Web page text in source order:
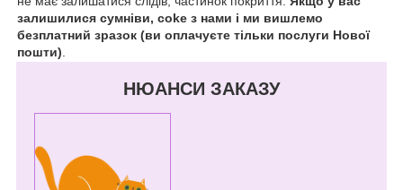
залишилися сумніви, coke з нами і ми вишлемо
безплатний зразок (ви оплачуєте тільки послуги Нової
пошти).
НЮАНСИ ЗАКАЗУ